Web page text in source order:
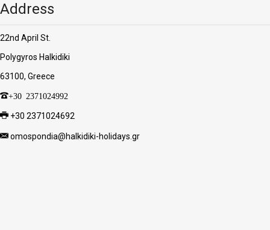
Address
22nd April St.
Polygyros Halkidiki
63100, Greece
+30 2371024992
+30 2371024692
omospondia@halkidiki-holidays.gr